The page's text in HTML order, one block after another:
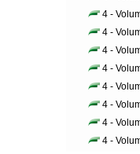
4 -
4 -
4 -
4 -
4 -
4 -
4 -
4 -